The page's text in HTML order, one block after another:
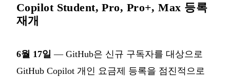
Copilot Student, Pro, Pro+, Max 등록
재개
6월 17일 — GitHub은 신규 구독자를 대상으로
GitHub Copilot 개인 요금제 등록을 점진적으로